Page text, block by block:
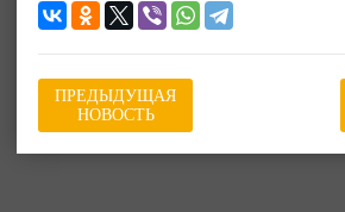
ПРЕДЫДУЩАЯ
НОВОСТЬ